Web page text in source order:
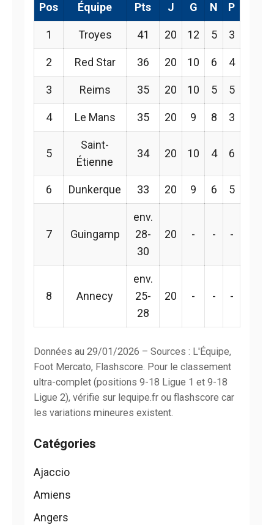
Pos Équipe Pts J G N P
1 Troyes 41 20 12 5 3
2 Red Star 36 20 10 6 4
3 Reims 35 20 10 5 5
4 Le Mans 35 20 9 8 3
5
Saint-
Étienne
34 20 10 4 6
6 Dunkerque 33 20 9 6 5
7 Guingamp
env.
28-
30
20 - - -
8 Annecy
env.
25-
28
20 - - -
Données au 29/01/2026 – Sources : L'Équipe,
Foot Mercato, Flashscore. Pour le classement
ultra-complet (positions 9-18 Ligue 1 et 9-18
Ligue 2), vérifie sur lequipe.fr ou flashscore car
les variations mineures existent.
Catégories
Ajaccio
Amiens
Angers